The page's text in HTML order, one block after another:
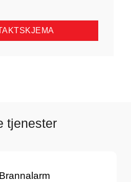
tjenester
Brannalarm